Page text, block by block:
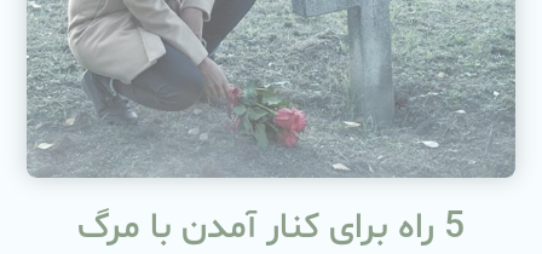
5 راه برای کنار آمدن با مرگ